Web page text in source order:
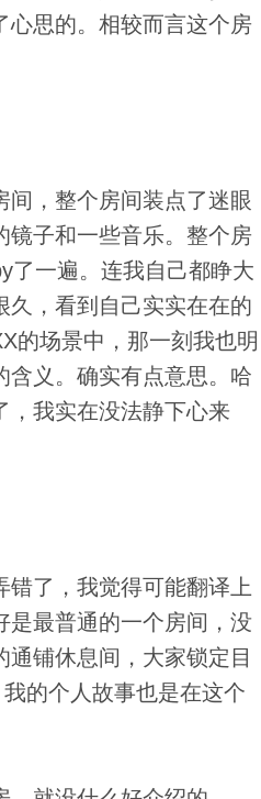
心思的。相较而言这个房
间，整个房间装点了迷眼
镜子和一些音乐。整个房
了一遍。连我自己都睁大
久，看到自己实实在在的
的场景中，那一刻我也明
含义。确实有点意思。哈
，我实在没法静下心来
错了，我觉得可能翻译上
是最普通的一个房间，没
铺休息间，大家锁定目
的个人故事也是在这个